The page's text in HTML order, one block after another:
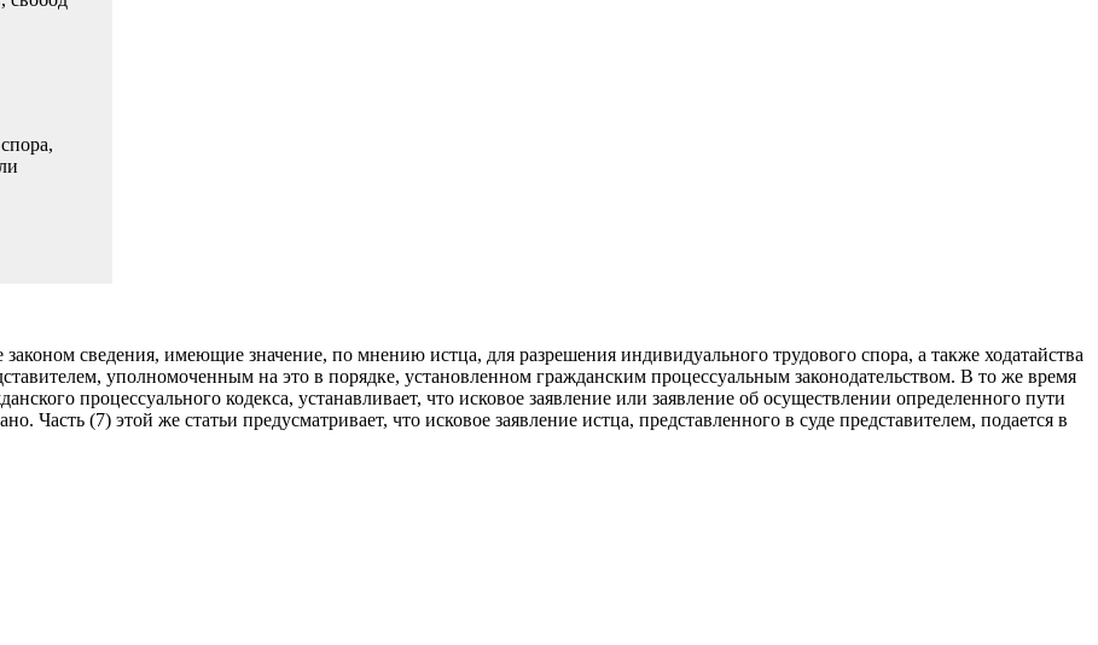
сведения, имеющие значение, по мнению истца, для раз­решения индивидуального трудового спора, а также ходатайства
уполномоченным на это в порядке, уста­новленном гражданским процессуальным законодательством. В то же время
процессуального кодекса, устанавливает, что исковое заявление или заявление об осуществлении определенного пути
Часть (7) этой же статьи предусматривает, что исковое заявле­ние истца, представленного в суде представи­телем, подается в